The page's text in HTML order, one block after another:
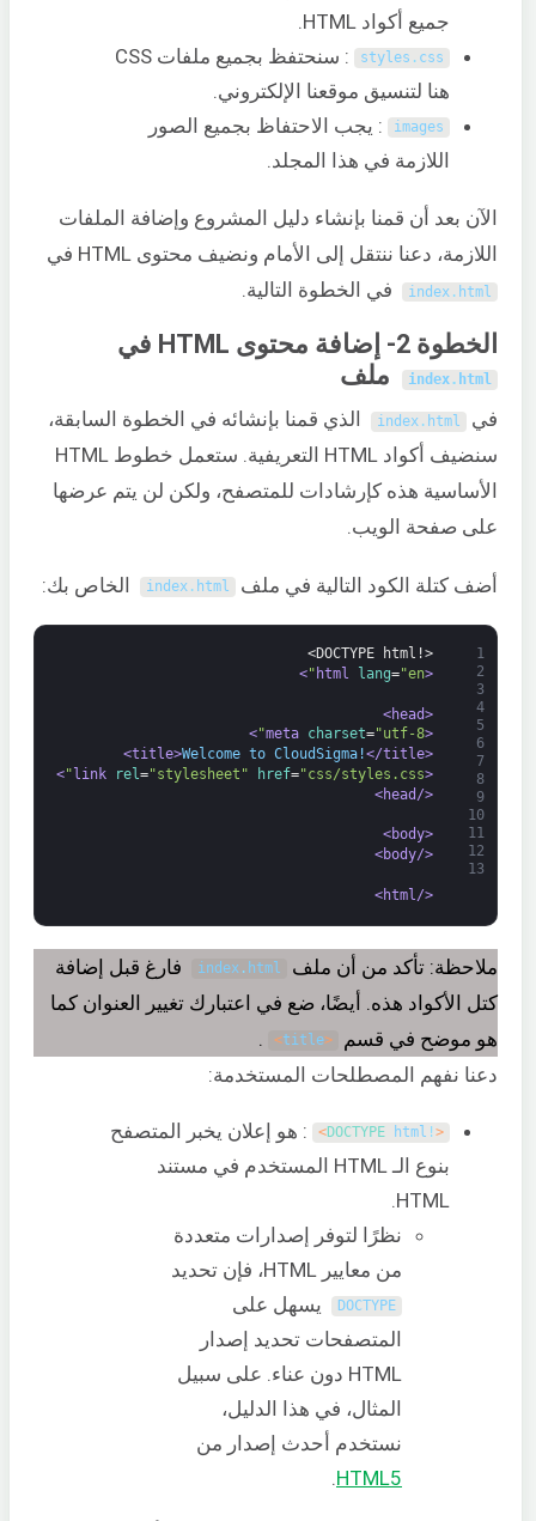
جميع أكواد HTML.
styles . css
: سنحتفظ بجميع ملفات CSS
هنا لتنسيق موقعنا الإلكتروني.
images : يجب الاحتفاظ بجميع الصور
اللازمة في هذا المجلد.
الآن بعد أن قمنا بإنشاء دليل المشروع وإضافة الملفات
اللازمة، دعنا ننتقل إلى الأمام ونضيف محتوى HTML في
index . html في الخطوة التالية.
الخطوة 2- إضافة محتوى HTML في
index. html ملف
في index . html
الذي قمنا بإنشائه في الخطوة السابقة،
سنضيف أكواد HTML التعريفية. ستعمل خطوط HTML
الأساسية هذه كإرشادات للمتصفح، ولكن لن يتم عرضها
على صفحة الويب.
أضف كتلة الكود التالية في ملف index . html الخاص بك:
1
2
3
4
5
6
7
8
9
10
11
12
13
<!DOCTYPE html>
<html
lang="en"
>
<head>
<meta
charset="utf-8"
>
<title>
Welcome to CloudSigma!</title>
<link
rel="stylesheet" href="css/styles.css"
>
</head>
<body>
</body>
</html>
ملاحظة: تأكد من أن ملف index . html
فارغ قبل إضافة
كتل الأكواد هذه. أيضًا، ضع في اعتبارك تغيير العنوان كما
هو موضح في قسم
<
title
>
.
دعنا نفهم المصطلحات المستخدمة:
<
!
DOCTYPE html
> : هو إعلان يخبر المتصفح
بنوع الـ HTML المستخدم في مستند
HTML.
نظرًا لتوفر إصدارات متعددة
من معايير HTML، فإن تحديد
DOCTYPE يسهل على
المتصفحات تحديد إصدار
HTML دون عناء. على سبيل
المثال، في هذا الدليل،
نستخدم أحدث إصدار من
HTML5